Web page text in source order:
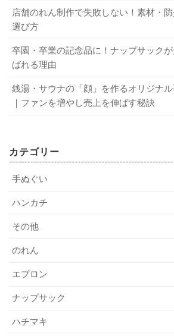
2．オリジナルストッキング
すべきこと
製作を依頼する前に、いくつかの点を
オリジナルストッキングには、必要最
というニーズもあります。必要な枚数
ょう。
2-2．納得できるデザインであ
ザインが完成してから依頼することが
の案を出し、全員の意見をあらかじめ
ら決めましょう。問い合わせ時の対応
を向け、安心して依頼できるところを
す。
関連記事
オリジナルストッキングに関する質問
Q．野球のストッキングもオリジナル
とインターネットで検索すると、製作
すことができるでしょう。
Q．デザインを自分で作成できない場
できます。また、簡単なデザインであ
成できるため、デザインでお困りの方
Q．急ぎの場合は短期納品も可能か？
店舗のれん制作で失敗しない！素材・
選び方
卒園・卒業の記念品に！ナップサック
ばれる理由
銭湯・サウナの「顔」を作るオリジナ
｜ファンを増やし売上を伸ばす秘訣
カテゴリー
手ぬぐい
ハンカチ
その他
のれん
エプロン
ナップサック
ハチマキ